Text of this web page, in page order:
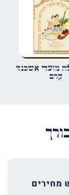
הבאה שאגיב.
מועדי אשכנזי
קרם
מחירים